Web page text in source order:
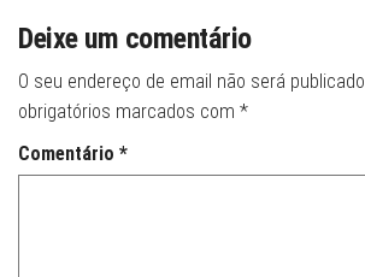
Deixe um comentário
O seu endereço de email não será publicado.
obrigatórios marcados com *
Comentário *